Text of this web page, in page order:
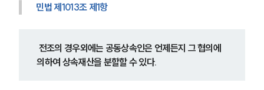
민법 제1013조 제1항
의하여 상속재산을 분할할 수 있다.